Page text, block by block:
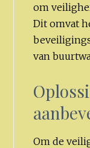
om
Dit omvat
van
Om de